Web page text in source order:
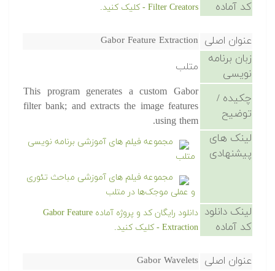
کد آماده Filter Creators - کلیک کنید.
عنوان اصلی Gabor Feature Extraction
زبان برنامه
نویسی
متلب
چکیده /
توضیح
This program generates a custom Gabor
filter bank; and extracts the image features
using them.
لینک های
پیشنهادی
مجموعه فیلم های آموزشی برنامه نویسی
متلب
مجموعه فیلم های آموزشی مباحث تئوری
و عملی موجک‌ها در متلب
لینک دانلود
کد آماده
دانلود رایگان کد و پروژه آماده Gabor Feature
Extraction - کلیک کنید.
عنوان اصلی Gabor Wavelets